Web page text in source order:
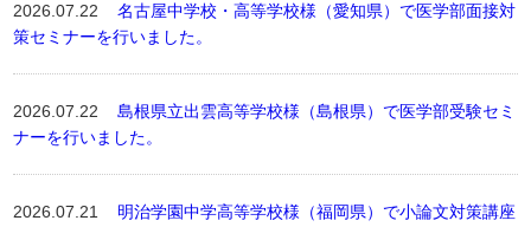
2026.07.22名古屋中学校・高等学校様（愛知県）で医学部面接対
策セミナーを行いました。
2026.07.22島根県立出雲高等学校様（島根県）で医学部受験セミ
ナーを行いました。
2026.07.21 明治学園中学高等学校様（福岡県）で小論文対策講座